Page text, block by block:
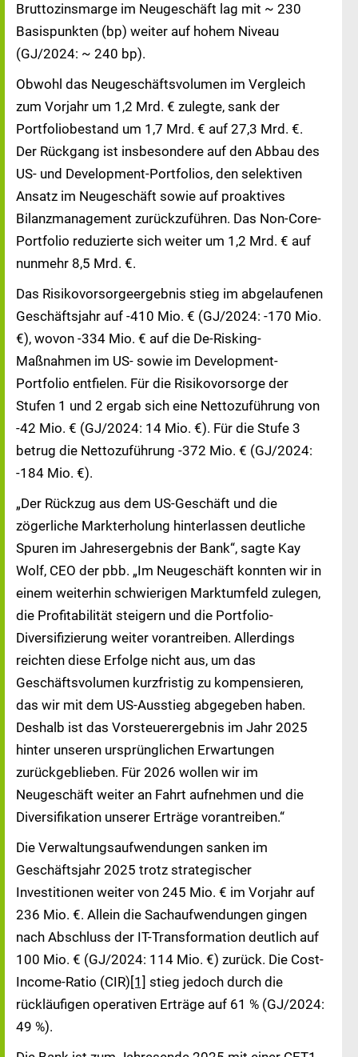
Bruttozinsmarge im Neugeschäft lag mit ~ 230
Basispunkten (bp) weiter auf hohem Niveau
(GJ/2024: ~ 240 bp).
Obwohl das Neugeschäftsvolumen im Vergleich
zum Vorjahr um 1,2 Mrd. € zulegte, sank der
Portfoliobestand um 1,7 Mrd. € auf 27,3 Mrd. €.
Der Rückgang ist insbesondere auf den Abbau des
US- und Development-Portfolios, den selektiven
Ansatz im Neugeschäft sowie auf proaktives
Bilanzmanagement zurückzuführen. Das Non-Core-
Portfolio reduzierte sich weiter um 1,2 Mrd. € auf
nunmehr 8,5 Mrd. €.
Das Risikovorsorgeergebnis stieg im abgelaufenen
Geschäftsjahr auf -410 Mio. € (GJ/2024: -170 Mio.
€), wovon -334 Mio. € auf die De-Risking-
Maßnahmen im US- sowie im Development-
Portfolio entfielen. Für die Risikovorsorge der
Stufen 1 und 2 ergab sich eine Nettozuführung von
-42 Mio. € (GJ/2024: 14 Mio. €). Für die Stufe 3
betrug die Nettozuführung -372 Mio. € (GJ/2024:
-184 Mio. €).
„Der Rückzug aus dem US-Geschäft und die
zögerliche Markterholung hinterlassen deutliche
Spuren im Jahresergebnis der Bank“, sagte Kay
Wolf, CEO der pbb. „Im Neugeschäft konnten wir in
einem weiterhin schwierigen Marktumfeld zulegen,
die Profitabilität steigern und die Portfolio-
Diversifizierung weiter vorantreiben. Allerdings
reichten diese Erfolge nicht aus, um das
Geschäftsvolumen kurzfristig zu kompensieren,
das wir mit dem US-Ausstieg abgegeben haben.
Deshalb ist das Vorsteuerergebnis im Jahr 2025
hinter unseren ursprünglichen Erwartungen
zurückgeblieben. Für 2026 wollen wir im
Neugeschäft weiter an Fahrt aufnehmen und die
Diversifikation unserer Erträge vorantreiben.“
Die Verwaltungsaufwendungen sanken im
Geschäftsjahr 2025 trotz strategischer
Investitionen weiter von 245 Mio. € im Vorjahr auf
236 Mio. €. Allein die Sachaufwendungen gingen
nach Abschluss der IT-Transformation deutlich auf
100 Mio. € (GJ/2024: 114 Mio. €) zurück. Die Cost-
Income-Ratio (CIR) [1] stieg jedoch durch die
rückläufigen operativen Erträge auf 61 % (GJ/2024:
49 %).